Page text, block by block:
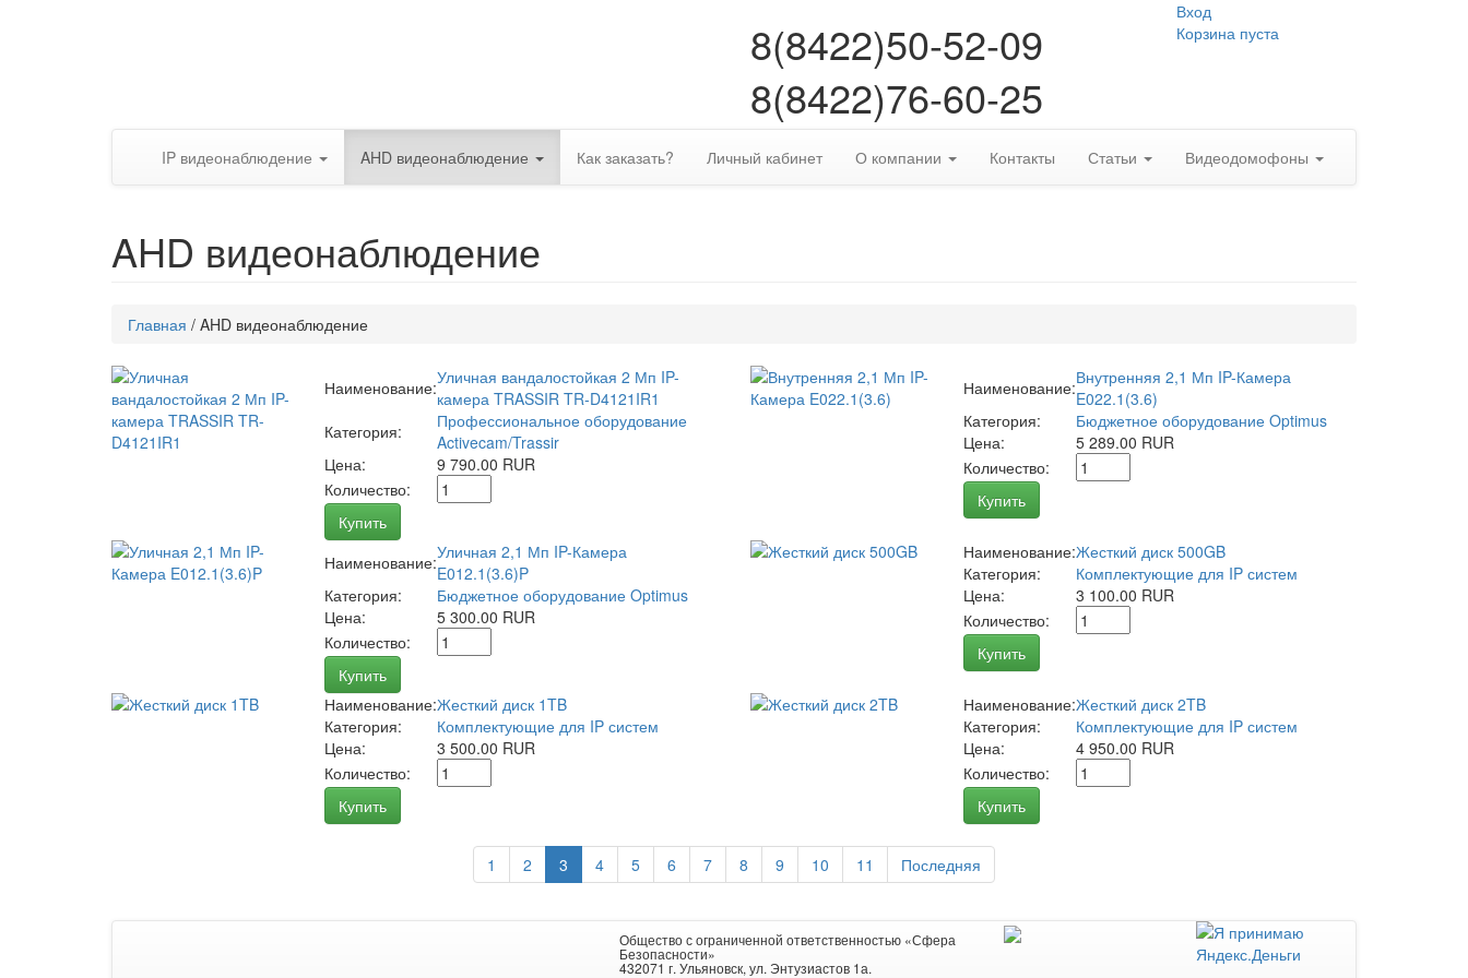
8(8422)50-52-09
8(8422)76-60-25
Вход
Корзина пуста
IP видеонаблюдение AHD видеонаблюдение Как заказать? Личный кабинет О компании Контакты Статьи Видеодомофоны
AHD видеонаблюдение
Главная / AHD видеонаблюдение
Наименование:Уличная вандалостойкая 2 Мп IP-
камера TRASSIR TR-D4121IR1
Категория:
Профессиональное оборудование
Activecam/Trassir
Цена:
9 790.00 RUR
Количество:
Купить
Наименование:Внутренняя 2,1 Мп IP-Камера
E022.1(3.6)
Категория:
Бюджетное оборудование Optimus
Цена:
5 289.00 RUR
Количество:
Купить
Наименование:Уличная 2,1 Мп IP-Камера
E012.1(3.6)P
Категория:
Бюджетное оборудование Optimus
Цена:
5 300.00 RUR
Количество:
Купить
Наименование:Жесткий диск 500GB
Категория:
Комплектующие для IP систем
Цена:
3 100.00 RUR
Количество:
Купить
Наименование:Жесткий диск 1TB
Категория:
Комплектующие для IP систем
Цена:
3 500.00 RUR
Количество:
Купить
Наименование:Жесткий диск 2TB
Категория:
Комплектующие для IP систем
Цена:
4 950.00 RUR
Количество:
Купить
1 2 3 4 5 6 7 8 9 10 11 Последняя
Общество с ограниченной ответственностью «Сфера
Безопасности»
432071 г. Ульяновск, ул. Энтузиастов 1а.